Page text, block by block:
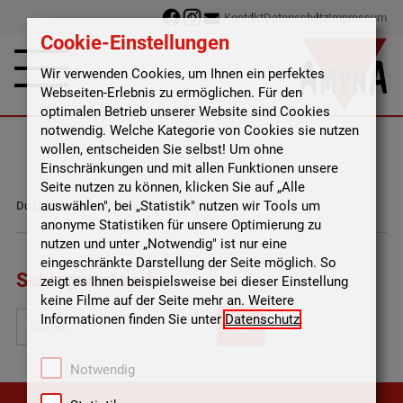
KontaktDatenschutzImpressum
Du bist hier: Startseite/Schlagwortsuche
Schlagwortsuche
Cookie-Einstellungen
Wir verwenden Cookies, um Ihnen ein perfektes
Webseiten-Erlebnis zu ermöglichen. Für den
optimalen Betrieb unserer Website sind Cookies
notwendig. Welche Kategorie von Cookies sie nutzen
wollen, entscheiden Sie selbst! Um ohne
Einschränkungen und mit allen Funktionen unsere
Seite nutzen zu können, klicken Sie auf „Alle
auswählen", bei „Statistik" nutzen wir Tools um
anonyme Statistiken für unsere Optimierung zu
nutzen und unter „Notwendig" ist nur eine
eingeschränkte Darstellung der Seite möglich. So
zeigt es Ihnen beispielsweise bei dieser Einstellung
keine Filme auf der Seite mehr an. Weitere
Informationen finden Sie unter Datenschutz.
Notwendig